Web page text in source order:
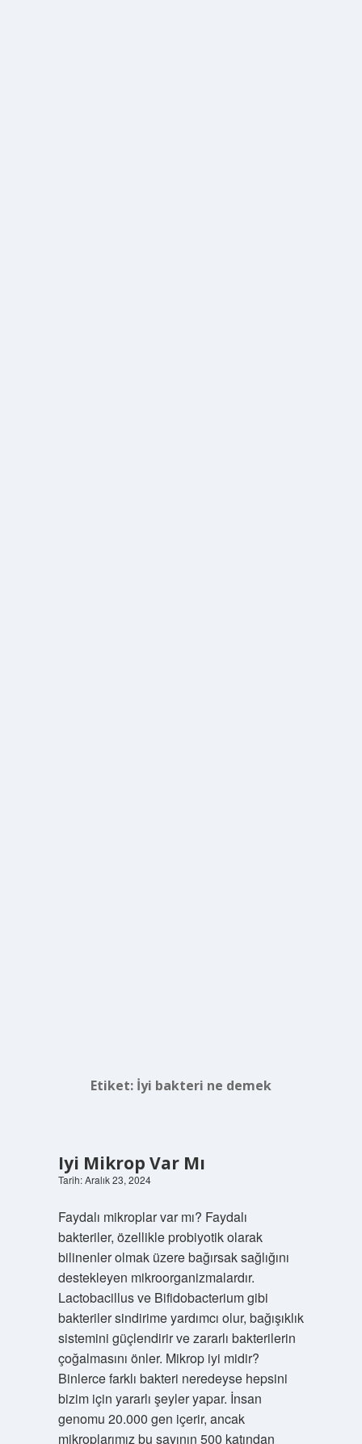
Etiket: İyi bakteri ne demek
Iyi Mikrop Var Mı
Tarih: Aralık 23, 2024
Faydalı mikroplar var mı? Faydalı
bakteriler, özellikle probiyotik olarak
bilinenler olmak üzere bağırsak sağlığını
destekleyen mikroorganizmalardır.
Lactobacillus ve Bifidobacterium gibi
bakteriler sindirime yardımcı olur, bağışıklık
sistemini güçlendirir ve zararlı bakterilerin
çoğalmasını önler. Mikrop iyi midir?
Binlerce farklı bakteri neredeyse hepsini
bizim için yararlı şeyler yapar. İnsan
genomu 20.000 gen içerir, ancak
mikroplarımız bu sayının 500 katından